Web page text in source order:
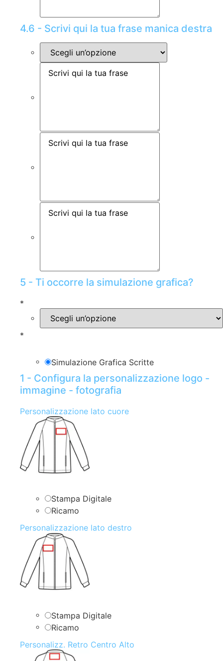
4.6 - Scrivi qui la tua frase manica destra
5 - Ti occorre la simulazione grafica?
*
*
Simulazione Grafica Scritte
1 - Configura la personalizzazione logo -
immagine - fotografia
Personalizzazione lato cuore
Stampa Digitale
Ricamo
Personalizzazione lato destro
Stampa Digitale
Ricamo
Personalizz. Retro Centro Alto